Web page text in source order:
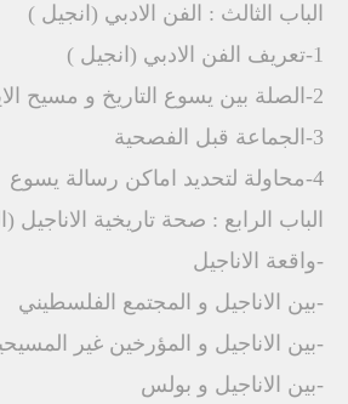
الباب الثالث : الفن الادبي (انجيل )
1-تعريف الفن الادبي (انجيل )
2-الصلة بين يسوع التاريخ و مسيح الايمان
3-الجماعة قبل الفصحية
4-محاولة لتحديد اماكن رسالة يسوع
الباب الرابع : صحة تاريخية
-واقعة الاناجيل
-بين الاناجيل و المجتمع الفلسطيني
-بين الاناجيل و المؤرخين غير
-بين الاناجيل و بولس